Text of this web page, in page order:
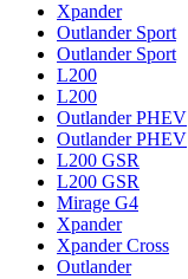
Xpander
Outlander Sport
Outlander Sport
L200
L200
Outlander PHEV
Outlander PHEV
L200 GSR
L200 GSR
Mirage G4
Xpander
Xpander Cross
Outlander